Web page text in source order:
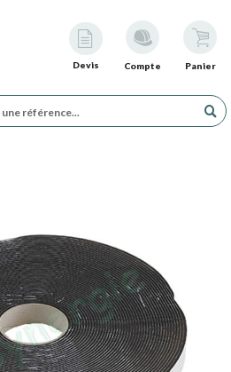
Devis Compte Panier